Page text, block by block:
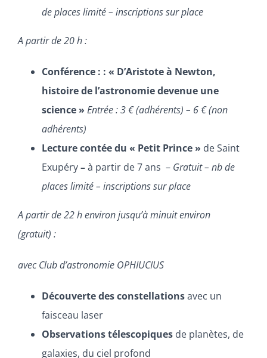
de places limité – inscriptions sur place
A partir de 20 h :
Conférence : : « D’Aristote à Newton,
histoire de l’astronomie devenue une
science » Entrée : 3 € (adhérents) – 6 € (non
adhérents)
Lecture contée du « Petit Prince » de Saint
Exupéry–à partir de 7 ans – Gratuit – nb de
places limité – inscriptions sur place
A partir de 22 h environ jusqu’à minuit environ
(gratuit) :
avec Club d’astronomie OPHIUCIUS
Découverte des constellationsavec un
faisceau laser
Observations télescopiques de planètes, de
galaxies, du ciel profond